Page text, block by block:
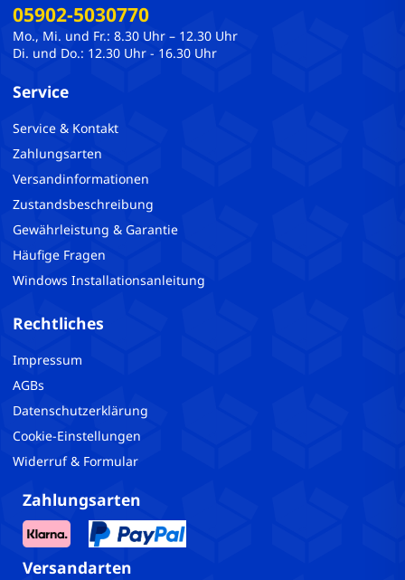
05902-5030770
Mo., Mi. und Fr.: 8.30 Uhr – 12.30 Uhr
Di. und Do.: 12.30 Uhr - 16.30 Uhr
Service
Service & Kontakt
Zahlungsarten
Versandinformationen
Zustandsbeschreibung
Gewährleistung & Garantie
Häufige Fragen
Windows Installationsanleitung
Rechtliches
Impressum
AGBs
Datenschutzerklärung
Cookie-Einstellungen
Widerruf & Formular
Zahlungsarten
Versandarten